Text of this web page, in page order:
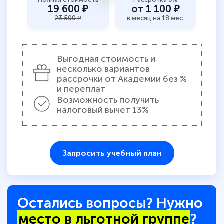
19 600 ₽
23 500 ₽
от 1 100 ₽
в месяц на 18 мес.
Выгодная стоимость и
несколько вариантов
рассрочки от Академии без %
и переплат
Возможность получить
налоговый вычет 13%
Запросить учебный план
Остались вопросы? Нужно
место в льготной группе?